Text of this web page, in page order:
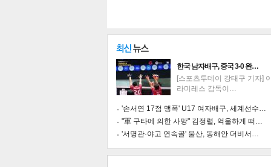
한국 남자배구, 중국 3-0 완…
[스포츠투데이 강태구 기자]
라미레스 감독이…
'손서연 17점 맹폭' U17 여자배구, 세계선수…
"軍 구타에 의한 사망" 김정렬, 억울하게 떠…
'서명관·야고 연속골' 울산, 동해안 더비서…